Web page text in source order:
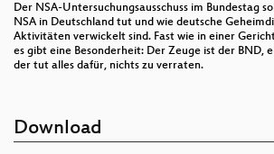
Der NSA-Untersuchungsausschuss im Bundestag
NSA in Deutschland tut und wie deutsche
Aktivitäten verwickelt sind. Fast wie in einer
es gibt eine Besonderheit: Der Zeuge ist der BND,
der tut alles dafür, nichts zu verraten.
Download